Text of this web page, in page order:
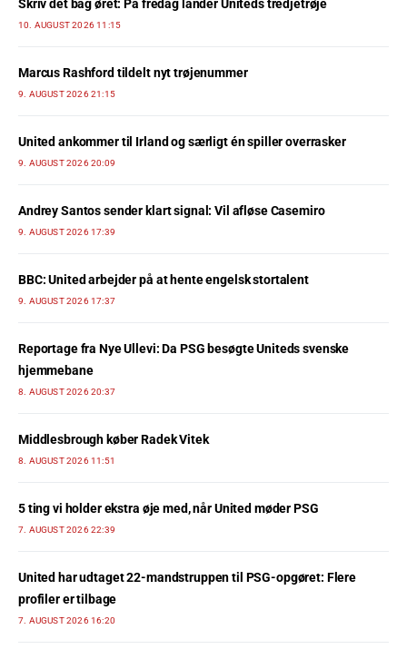
Skriv det bag øret: På fredag lander Uniteds tredjetrøje
10. AUGUST 2026 11:15
Marcus Rashford tildelt nyt trøjenummer
9. AUGUST 2026 21:15
United ankommer til Irland og særligt én spiller overrasker
9. AUGUST 2026 20:09
Andrey Santos sender klart signal: Vil afløse Casemiro
9. AUGUST 2026 17:39
BBC: United arbejder på at hente engelsk stortalent
9. AUGUST 2026 17:37
Reportage fra Nye Ullevi: Da PSG besøgte Uniteds svenske
hjemmebane
8. AUGUST 2026 20:37
Middlesbrough køber Radek Vitek
8. AUGUST 2026 11:51
5 ting vi holder ekstra øje med, når United møder PSG
7. AUGUST 2026 22:39
United har udtaget 22-mandstruppen til PSG-opgøret: Flere
profiler er tilbage
7. AUGUST 2026 16:20